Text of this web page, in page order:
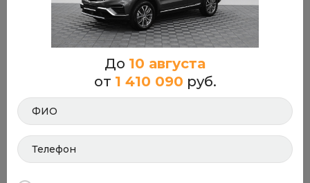
1.5T 4WD 7DCT (177 л.с.)
До 10 августа
от 1 410 090 руб.